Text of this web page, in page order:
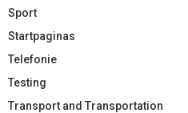
Sport
Startpaginas
Telefonie
Testing
Transport and Transportation